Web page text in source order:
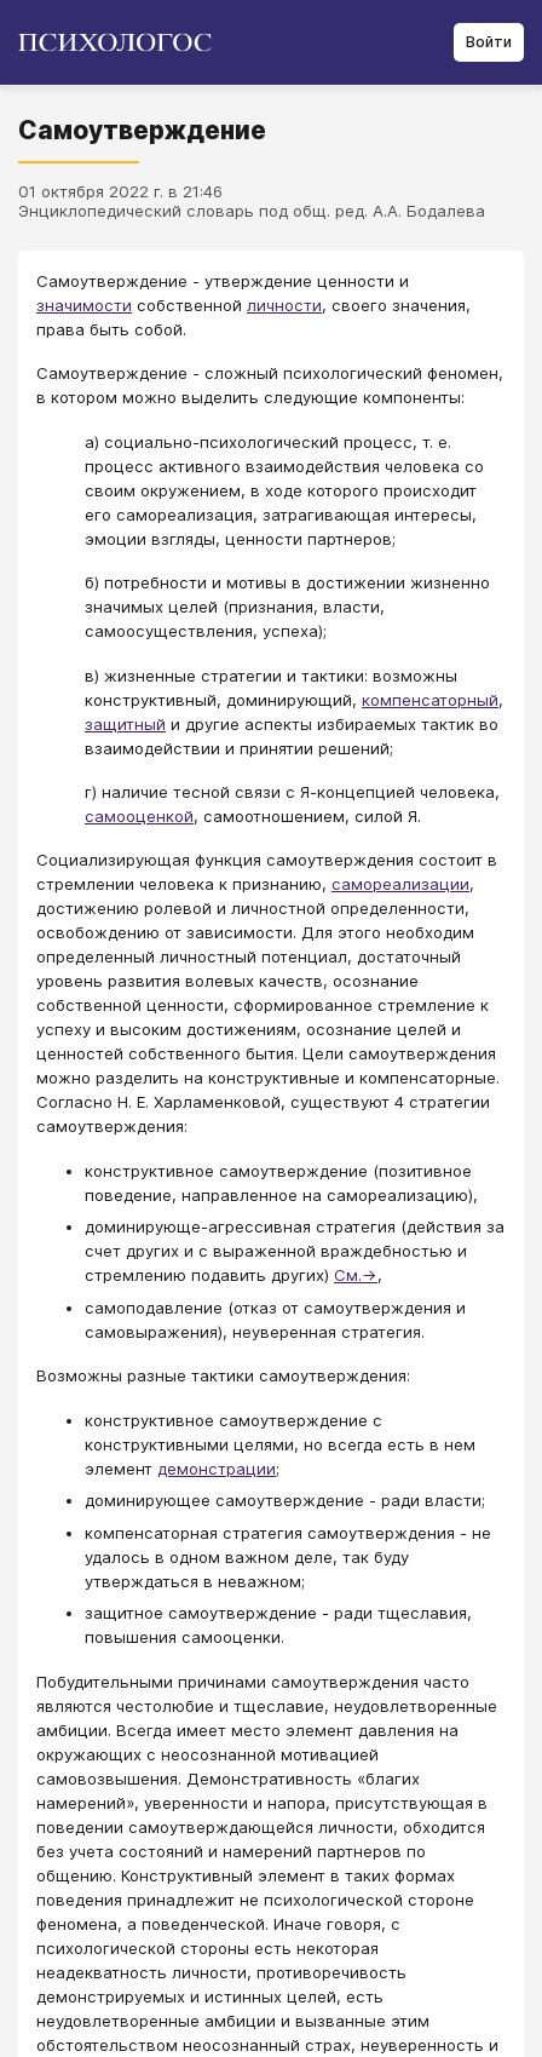
Войти
Самоутверждение
01 октября 2022 г. в 21:46
Энциклопедический словарь под общ. ред. А.А. Бодалева
Самоутверждение - утверждение ценности и
значимости собственной личности, своего значения,
права быть собой.
Самоутверждение - сложный психологический феномен,
в котором можно выделить следующие компоненты:
а) социально-психологический процесс, т. е.
процесс активного взаимодействия человека со
своим окружением, в ходе которого происходит
его самореализация, затрагивающая интересы,
эмоции взгляды, ценности партнеров;
б) потребности и мотивы в достижении жизненно
значимых целей (признания, власти,
самоосуществления, успеха);
в) жизненные стратегии и тактики: возможны
конструктивный, доминирующий, компенсаторный,
защитный и другие аспекты избираемых тактик во
взаимодействии и принятии решений;
г) наличие тесной связи с Я-концепцией человека,
самооценкой, самоотношением, силой Я.
Социализирующая функция самоутверждения состоит в
стремлении человека к признанию, самореализации,
достижению ролевой и личностной определенности,
освобождению от зависимости. Для этого необходим
определенный личностный потенциал, достаточный
уровень развития волевых качеств, осознание
собственной ценности, сформированное стремление к
успеху и высоким достижениям, осознание целей и
ценностей собственного бытия. Цели самоутверждения
можно разделить на конструктивные и компенсаторные.
Согласно Н. Е. Харламенковой, существуют 4 стратегии
самоутверждения:
конструктивное самоутверждение (позитивное
поведение, направленное на самореализацию),
доминирующе-агрессивная стратегия (действия за
счет других и с выраженной враждебностью и
стремлению подавить других) См.→,
самоподавление (отказ от самоутверждения и
самовыражения), неуверенная стратегия.
Возможны разные тактики самоутверждения:
конструктивное самоутверждение с
конструктивными целями, но всегда есть в нем
элемент демонстрации​;
доминирующее самоутверждение - ради власти;
компенсаторная стратегия самоутверждения - не
удалось в одном важном деле, так буду
утверждаться в неважном;
защитное самоутверждение - ради тщеславия,
повышения самооценки.
Побудительными причинами самоутверждения часто
являются честолюбие и тщеславие, неудовлетворенные
амбиции. Всегда имеет место элемент давления на
окружающих с неосознанной мотивацией
самовозвышения. Демонстративность «благих
намерений», уверенности и напора, присутствующая в
поведении самоутверждающейся личности, обходится
без учета состояний и намерений партнеров по
общению. Конструктивный элемент в таких формах
поведения принадлежит не психологической стороне
феномена, а поведенческой. Иначе говоря, с
психологической стороны есть некоторая
неадекватность личности, противоречивость
демонстрируемых и истинных целей, есть
неудовлетворенные амбиции и вызванные этим
обстоятельством неосознанный страх, неуверенность и